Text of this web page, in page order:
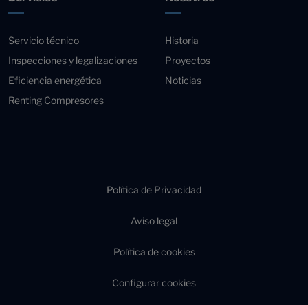
Servicio técnico
Inspecciones y legalizaciones
Eficiencia energética
Renting Compresores
Historia
Proyectos
Noticias
Política de Privacidad
Aviso legal
Política de cookies
Configurar cookies